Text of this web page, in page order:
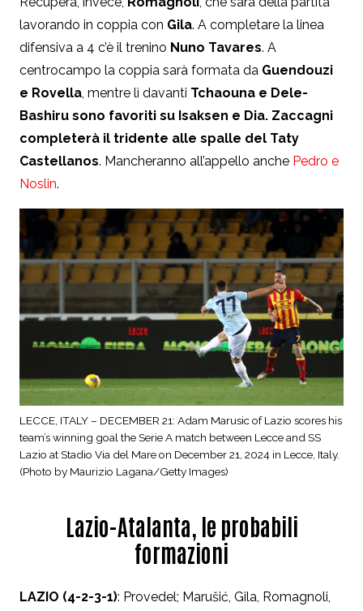
lavorando in coppia con Gila. A completare la linea
difensiva a 4 c’è il trenino Nuno Tavares. A
centrocampo la coppia sarà formata da Guendouzi
e Rovella, mentre lì davanti Tchaouna e Dele-
Bashiru sono favoriti su Isaksen e Dia. Zaccagni
completerà il tridente alle spalle del Taty
Castellanos. Mancheranno all’appello anche Pedro e
Noslin.
LECCE, ITALY – DECEMBER 21: Adam Marusic of Lazio scores his
team’s winning goal the Serie A match between Lecce and SS
Lazio at Stadio Via del Mare on December 21, 2024 in Lecce, Italy.
(Photo by Maurizio Lagana/Getty Images)
Lazio-Atalanta, le probabili
formazioni
LAZIO (4-2-3-1): Provedel; Marušić, Gila, Romagnoli,